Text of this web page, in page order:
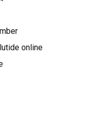
online